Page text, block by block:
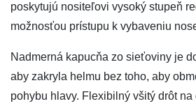
poskytujú nositeľovi vysoký stupeň
možnosťou prístupu k vybaveniu
Nadmerná kapucňa zo sieťoviny je
aby zakryla helmu bez toho, aby
pohybu hlavy. Flexibilný všitý drôt